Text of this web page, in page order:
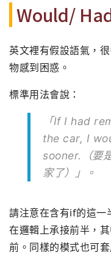
Would/
英文裡有假設語氣，
物感到困惑。
標準用法會說：
「If I had
the car, I
sooner.（要
家了）」。
請注意在含有if的這一
在邏輯上承接前半，
前。同樣的模式也可